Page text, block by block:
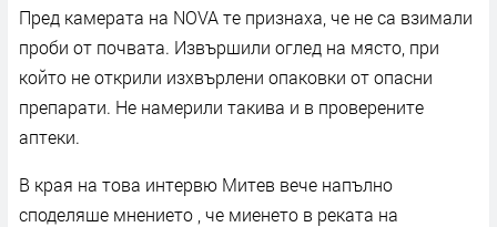
Пред камерата на NOVA те признаха, че не са взимали
проби от почвата. Извършили оглед на място, при
който не открили изхвърлени опаковки от опасни
препарати. Не намерили такива и в проверените
аптеки.
В края на това интервю Митев вече напълно
споделяше мнението , че миенето в реката на